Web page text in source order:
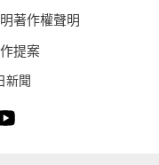
著作權聲明
提案
新聞